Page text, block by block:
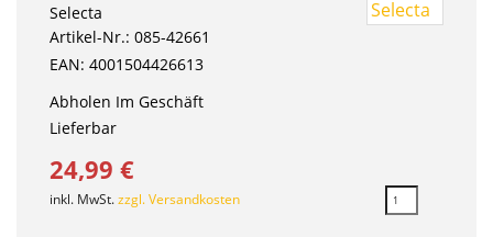
Selecta
Artikel-Nr.: 085-42661
EAN: 4001504426613
Abholen Im Geschäft
Lieferbar
24,99 €
inkl. MwSt.zzgl. Versandkosten